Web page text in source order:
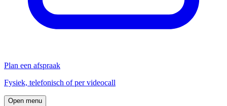
Plan een afspraak
Fysiek, telefonisch of per videocall
Open menu